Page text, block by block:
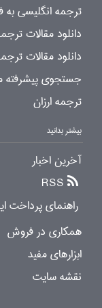
ترجمه انگلیسی به
دانلود مقالات
دانلود مقالات
جستجوی پیشرفته
ترجمه ارزان
بیشتر بدانید
آخرین اخبار
RSS
راهنمای پرداخت
همکاری در فروش
ابزارهای مفید
نقشه سایت